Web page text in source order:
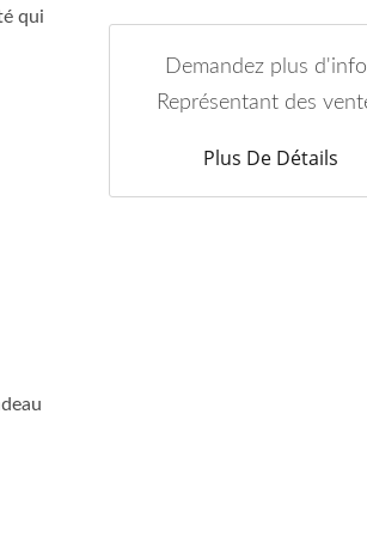
qui
Demandez plus
Représentant des
Plus De Détails